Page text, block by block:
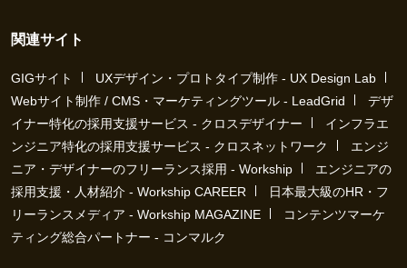
関連サイト
GIGサイト
UXデザイン・プロトタイプ制作 - UX Design Lab
Webサイト制作 / CMS・マーケティングツール - LeadGrid
デザ
イナー特化の採用支援サービス - クロスデザイナー
インフラエ
ンジニア特化の採用支援サービス - クロスネットワーク
エンジ
ニア・デザイナーのフリーランス採用 - Workship
エンジニアの
採用支援・人材紹介 - Workship CAREER
日本最大級のHR・フ
リーランスメディア - Workship MAGAZINE
コンテンツマーケ
ティング総合パートナー - コンマルク